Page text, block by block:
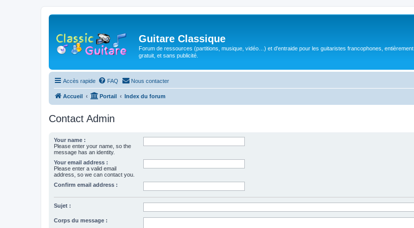
Guitare Classique
Forum de ressources (partitions, musique, vidéo…) et d'entraide pour les guitaristes francophones, entièrement
gratuit, et sans publicité.
Accès rapide FAQ Nous contacter
Accueil Portail Index du forum
Contact Admin
Your name :
Please enter your name, so the
message has an identity.
Your email address :
Please enter a valid email
address, so we can contact you.
Confirm email address :
Sujet :
Corps du message :